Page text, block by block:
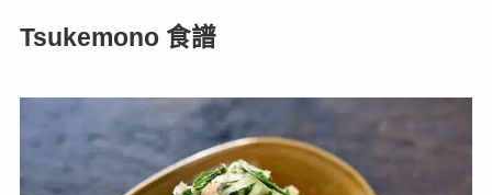
Tsukemono 食譜